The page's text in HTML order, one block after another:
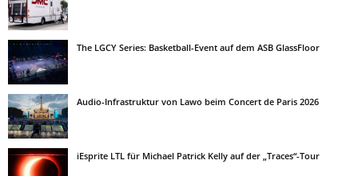
The LGCY Series: Basketball-Event auf dem ASB GlassFloor
Audio-Infrastruktur von Lawo beim Concert de Paris 2026
iEsprite LTL für Michael Patrick Kelly auf der „Traces“-Tour